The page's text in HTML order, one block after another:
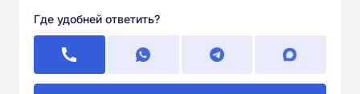
Где удобней ответить?